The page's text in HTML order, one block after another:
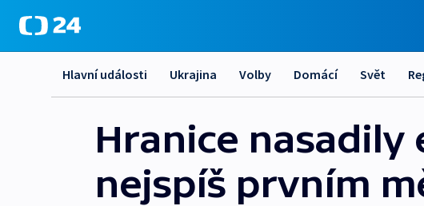
Hlavní události Ukrajina Volby Domácí Svět
Hranice nasadily
nejspíš prvním